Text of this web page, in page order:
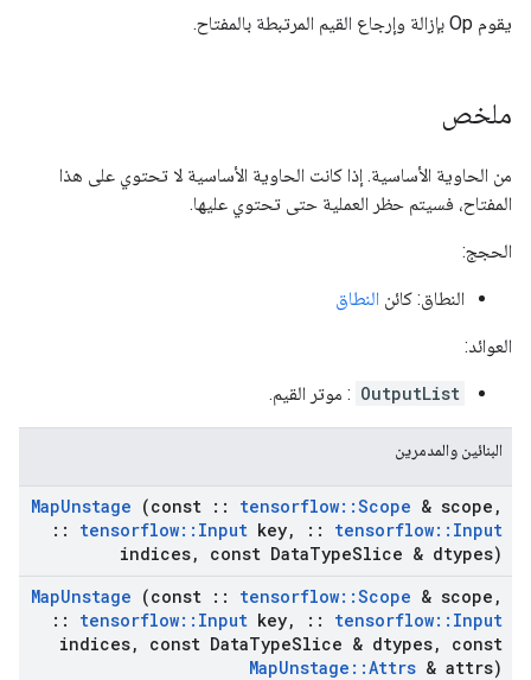
يقوم Op بإزالة وإرجاع القيم المرتبطة بالمفتاح.
ملخص
من الحاوية الأساسية. إذا كانت الحاوية الأساسية لا تحتوي على هذا
المفتاح، فسيتم حظر العملية حتى تحتوي عليها.
الحجج:
النطاق: كائن النطاق
العوائد:
OutputList : موتر القيم.
البنائين والمدمرين
MapUnstage (const :: tensorflow::Scope & scope ,
::
tensorflow:: Input key, :: tensorflow:: Input
indices, const DataTypeSlice & dtypes)
MapUnstage (const :: tensorflow::Scope & scope ,
::
tensorflow:: Input key, :: tensorflow:: Input
indices, const DataTypeSlice & dtypes,
const
MapUnstage ::Attrs & attrs)